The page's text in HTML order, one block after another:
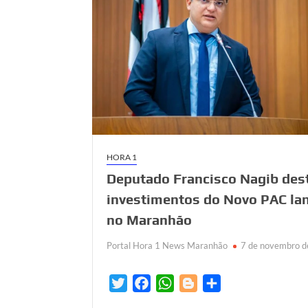
HORA 1
Deputado Francisco Nagib
investimentos do Novo PAC
no Maranhão
Portal Hora 1 News Maranhão 7 de novembro
W